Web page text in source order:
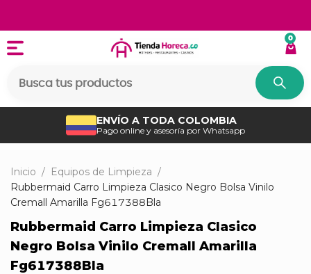
0
ENVÍO A TODA COLOMBIA
Pago online y asesoría por Whatsapp
Inicio / Equipos de Limpieza /
Rubbermaid Carro Limpieza Clasico Negro Bolsa Vinilo
Cremall Amarilla Fg617388Bla
Rubbermaid Carro Limpieza Clasico
Negro Bolsa Vinilo Cremall Amarilla
Fg617388Bla